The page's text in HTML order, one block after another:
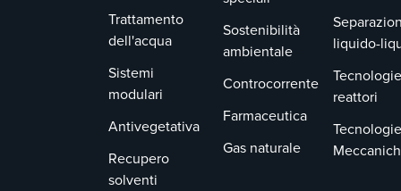
Trattamento
dell'acqua
Sistemi
modulari
Antivegetativa
Recupero
solventi
Sostenibilità
ambientale
Controcorrente
Farmaceutica
Gas naturale
liquido-
reattori
Tecnologie